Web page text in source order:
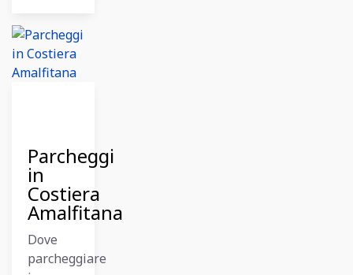
Parcheggi
in
Costiera
Amalfitana
Dove
parcheggiare